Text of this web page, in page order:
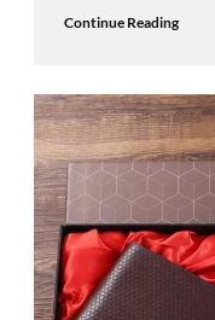
Continue Reading